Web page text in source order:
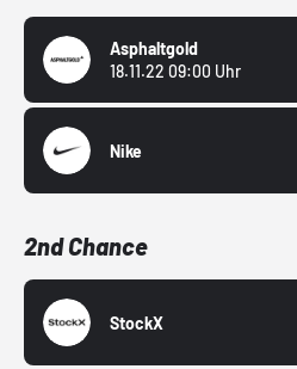
Asphaltgold
18.11.22 09:00 Uhr
Nike
2nd Chance
StockX